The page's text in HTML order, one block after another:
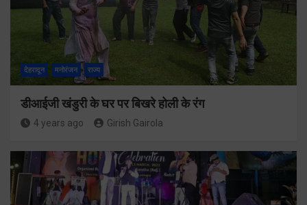
देहरादून मनोरंजन राज्य
डीआईजी खंडुरी के घर पर बिखरे होली के रंग
4 years ago Girish Gairola